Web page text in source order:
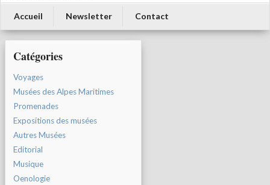
Accueil Newsletter Contact
Catégories
Voyages
Musées des Alpes Maritimes
Promenades
Expositions des musées
Autres Musées
Editorial
Musique
Oenologie